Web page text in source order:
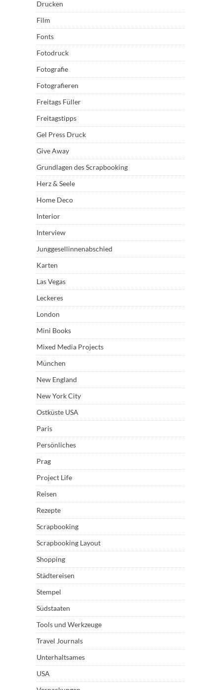
Drucken
Film
Fonts
Fotodruck
Fotografie
Fotografieren
Freitags Füller
Freitagstipps
Gel Press Druck
Give Away
Grundlagen des Scrapbooking
Herz & Seele
Home Deco
Interior
Interview
Junggesellinnenabschied
Karten
Las Vegas
Leckeres
London
Mini Books
Mixed Media Projects
München
New England
New York City
Ostküste USA
Paris
Persönliches
Prag
Project Life
Reisen
Rezepte
Scrapbooking
Scrapbooking Layout
Shopping
Städtereisen
Stempel
Südstaaten
Tools und Werkzeuge
Travel Journals
Unterhaltsames
USA